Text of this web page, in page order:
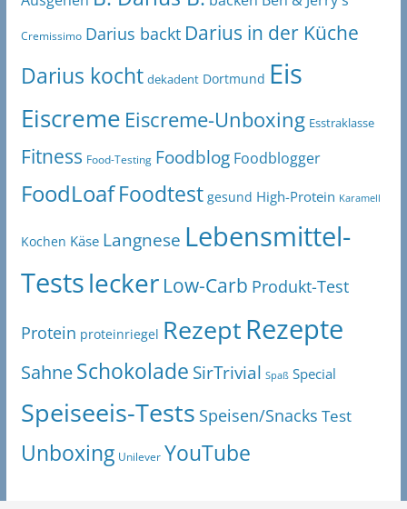
Cremissimo Darius backt Darius in der Küche
Darius kocht dekadent Dortmund Eis
Eiscreme Eiscreme-Unboxing Esstraklasse
Fitness Food-Testing Foodblog Foodblogger
FoodLoaf Foodtest gesund High-Protein Karamell
Kochen Käse Langnese Lebensmittel-
Testslecker Low-Carb Produkt-Test
Protein proteinriegel RezeptRezepte
SahneSchokolade SirTrivial Spaß Special
Speiseeis-Tests Speisen/Snacks Test
Unboxing Unilever YouTube